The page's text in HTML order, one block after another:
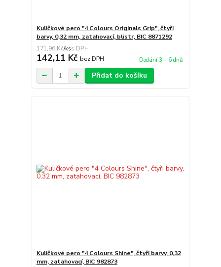
Kuličkové pero "4 Colours Originals Grip", čtyři
barvy, 0,32 mm, zatahovací, blistr, BIC 8871292
171,96 Kč/ks
142,11 Kč bez DPH Dodání 3 – 6 dnů
Přidat do košíku
Kuličkové pero "4 Colours Shine", čtyři barvy, 0,32
mm, zatahovací, BIC 982873